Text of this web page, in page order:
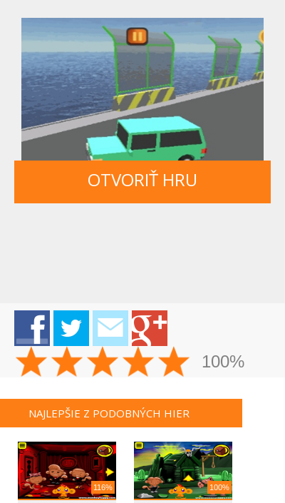
OTVORIŤ HRU
100%
NAJLEPŠIE Z PODOBNÝCH HIER
116% 100%